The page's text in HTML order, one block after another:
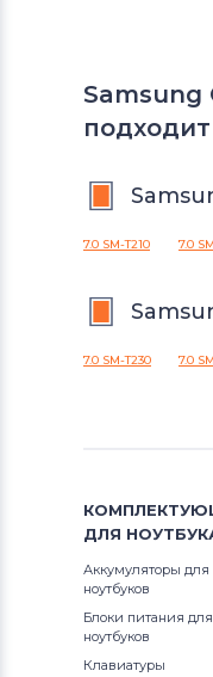
Samsung
7.0 SM-T210 7.0
7.0 SM-T230
ДЛЯ
Аккумуляторы для
ноутбуков
Блоки питания для
ноутбуков
Клавиатуры